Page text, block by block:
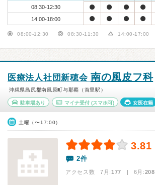
08:30-12:30
14:00-18:00
08:00-12:30 08:30-11:30 14:00-17:00
医療法人社団新穂会 南の風皮フ科
沖縄県島尻郡南風原町与那覇（首里駅）
駐車場あり マイナ受付(スマホ可) 女医在籍
土曜（〜17:00）
3.81
2件
アクセス数 7月:177 | 6月:208